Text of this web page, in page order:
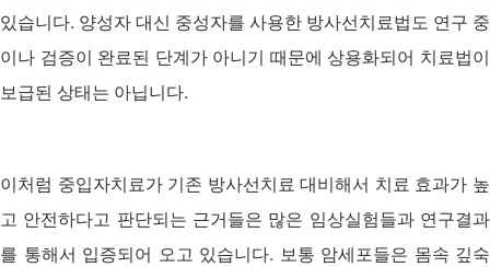
있습니다. 양성자 대신 중성자를 사용한 방사선치료법도 연구 중
이나 검증이 완료된 단계가 아니기 때문에 상용화되어 치료법이
보급된 상태는 아닙니다.
이처럼 중입자치료가 기존 방사선치료 대비해서 치료 효과가 높
고 안전하다고 판단되는 근거들은 많은 임상실험들과 연구결과
를 통해서 입증되어 오고 있습니다. 보통 암세포들은 몸속 깊숙